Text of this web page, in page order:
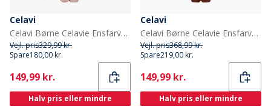
Celavi
Celavi Børne Celavie Ensfarvet Basis Termosæt Misty Rose
Vejl. pris329,99 kr.
Spare180,00 kr.
Current
149,99 kr.
Halv pris eller mindre
Celavi
Celavi Børne Celavie Ensfarvet PU Basis Regntøjs Sæt Tortoise Shell
Vejl. pris368,99 kr.
Spare219,00 kr.
Current
149,99 kr.
Halv pris eller mindre